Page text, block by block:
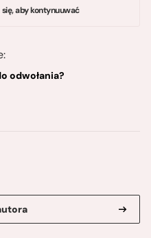
aby kontynuuwać
odwołania?